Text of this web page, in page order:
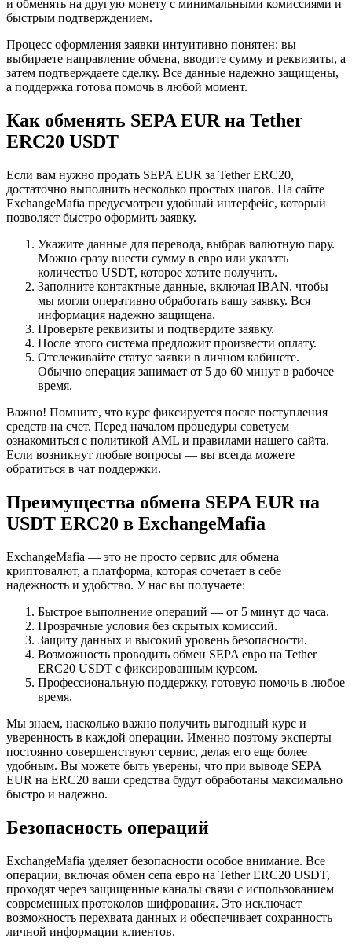
и обменять на другую монету с минимальными комиссиями и
быстрым подтверждением.
Процесс оформления заявки интуитивно понятен: вы
выбираете направление обмена, вводите сумму и реквизиты, а
затем подтверждаете сделку. Все данные надежно защищены,
а поддержка готова помочь в любой момент.
Как обменять SEPA EUR на Tether
ERC20 USDT
Если вам нужно продать SEPA EUR за Tether ERC20,
достаточно выполнить несколько простых шагов. На сайте
ExchangeMafia предусмотрен удобный интерфейс, который
позволяет быстро оформить заявку.
Укажите данные для перевода, выбрав валютную пару.
Можно сразу внести сумму в евро или указать
количество USDT, которое хотите получить.
Заполните контактные данные, включая IBAN, чтобы
мы могли оперативно обработать вашу заявку. Вся
информация надежно защищена.
Проверьте реквизиты и подтвердите заявку.
После этого система предложит произвести оплату.
Отслеживайте статус заявки в личном кабинете.
Обычно операция занимает от 5 до 60 минут в рабочее
время.
Важно! Помните, что курс фиксируется после поступления
средств на счет. Перед началом процедуры советуем
ознакомиться с политикой AML и правилами нашего сайта.
Если возникнут любые вопросы — вы всегда можете
обратиться в чат поддержки.
Преимущества обмена SEPA EUR на
USDT ERC20 в ExchangeMafia
ExchangeMafia — это не просто сервис для обмена
криптовалют, а платформа, которая сочетает в себе
надежность и удобство. У нас вы получаете:
Быстрое выполнение операций — от 5 минут до часа.
Прозрачные условия без скрытых комиссий.
Защиту данных и высокий уровень безопасности.
Возможность проводить обмен SEPA евро на Tether
ERC20 USDT с фиксированным курсом.
Профессиональную поддержку, готовую помочь в любое
время.
Мы знаем, насколько важно получить выгодный курс и
уверенность в каждой операции. Именно поэтому эксперты
постоянно совершенствуют сервис, делая его еще более
удобным. Вы можете быть уверены, что при выводе SEPA
EUR на ERC20 ваши средства будут обработаны максимально
быстро и надежно.
Безопасность операций
ExchangeMafia уделяет безопасности особое внимание. Все
операции, включая обмен сепа евро на Tether ERC20 USDT,
проходят через защищенные каналы связи с использованием
современных протоколов шифрования. Это исключает
возможность перехвата данных и обеспечивает сохранность
личной информации клиентов.